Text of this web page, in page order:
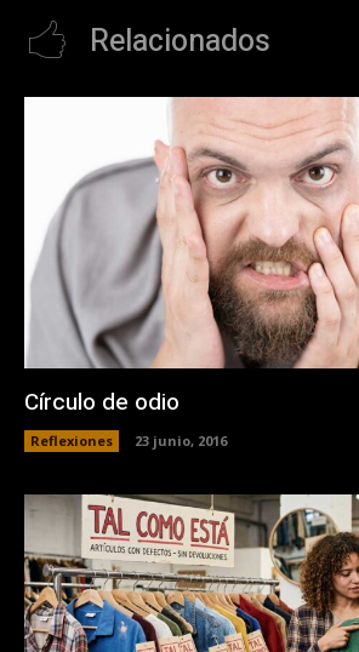
Relacionados
Círculo de odio
Reflexiones 23 junio, 2016